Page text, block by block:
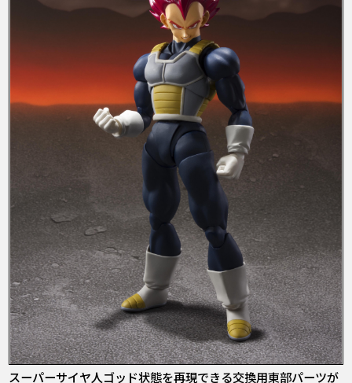
スーパーサイヤ人ゴッド状態を再現できる交換用東部パーツが